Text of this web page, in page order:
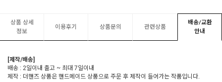
상품 상세
정보
이용후기 상품문의 관련상품
배송/교환
안내
[제작/배송]
배송 : 2일이내 출고 ~ 최대 7일이내
제작 : 더핸즈 상품은 핸드메이드 상품으로 주문 후 제작이 들어가는 작품입니다.